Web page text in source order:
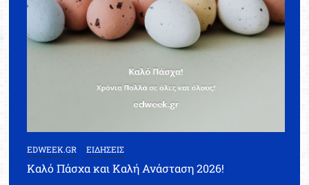
EDWEEK.GR ΕΙΔΗΣΕΙΣ
Καλό Πάσχα και Καλή Ανάσταση 2026!